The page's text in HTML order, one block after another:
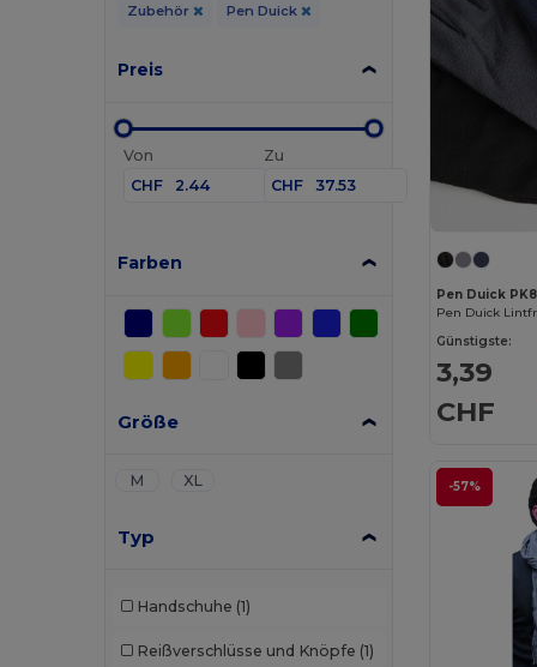
Zubehör Pen Duick
Preis
Von
CHF
Zu
CHF
Farben
Größe
M XL
Typ
Handschuhe (1)
Reißverschlüsse und Knöpfe (1)
Pen Duick
Günstigste:
3,39
CHF
-57%